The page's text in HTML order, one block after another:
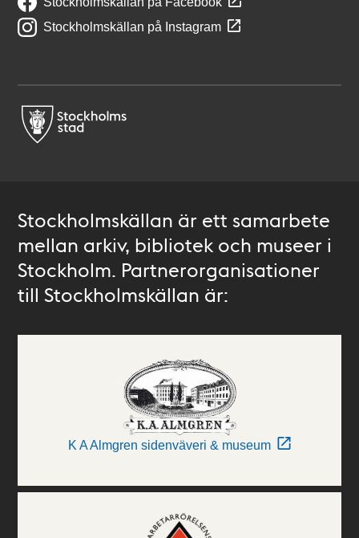
Stockholmskällan på Instagram
Stockholmskällan är ett samarbete
mellan arkiv, bibliotek och museer i
Stockholm. Partnerorganisationer
till Stockholmskällan är:
K A Almgren sidenväveri & museum